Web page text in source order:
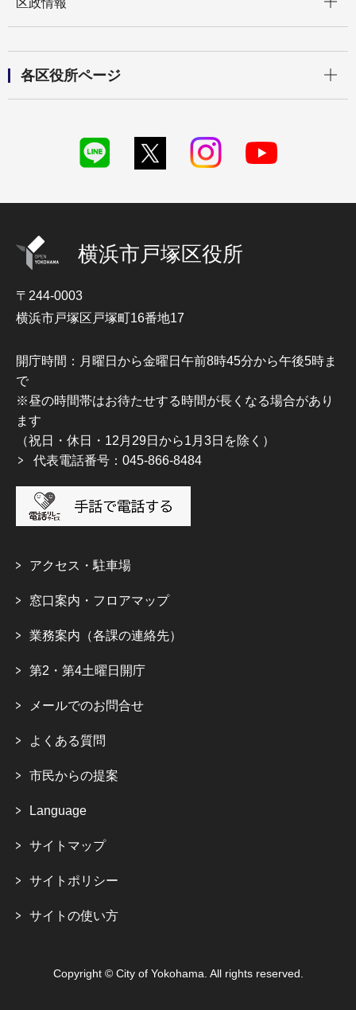
各区役所ページ
横浜市戸塚区役所
〒244-0003
横浜市戸塚区戸塚町16番地17
開庁時間：月曜日から金曜日午前8時45分から午後5時ま
で
※昼の時間帯はお待たせする時間が長くなる場合があり
ます
（祝日・休日・12月29日から1月3日を除く）
代表電話番号：045-866-8484
アクセス・駐車場
窓口案内・フロアマップ
業務案内（各課の連絡先）
第2・第4土曜日開庁
メールでのお問合せ
よくある質問
市民からの提案
Language
サイトマップ
サイトポリシー
サイトの使い方
Copyright © City of Yokohama. All rights reserved.